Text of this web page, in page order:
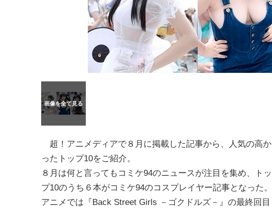
超！アニメディアで８月に掲載した記事から、人気の高か
ったトップ10をご紹介。
８月は何と言ってもコミケ94のニュースが注目を集め、トッ
プ10のうち６本がコミケ94のコスプレイヤー記事となった。
アニメでは『Back Street Girls －ゴクドルズ－』の最終回目